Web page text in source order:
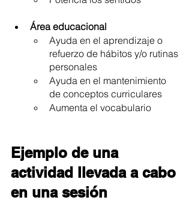
Área educacional
Ayuda en el aprendizaje o
refuerzo de hábitos y/o rutinas
personales
Ayuda en el mantenimiento
de conceptos curriculares
Aumenta el vocabulario
Ejemplo de una
actividad llevada a cabo
en una sesión